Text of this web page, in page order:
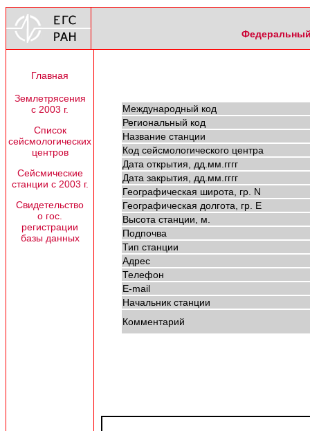
Федеральный
Главная
Землетрясения
с 2003 г.
Список
сейсмологических
центров
Сейсмические
станции с 2003 г.
Свидетельство
о гос.
регистрации
базы данных
Международный код
Региональный код
Название станции
Код сейсмологического центра
Дата открытия, дд.мм.гггг
Дата закрытия, дд.мм.гггг
Географическая широта, гр. N
Географическая долгота, гр. E
Высота станции, м.
Подпочва
Тип станции
Адрес
Телефон
E-mail
Начальник станции
Комментарий